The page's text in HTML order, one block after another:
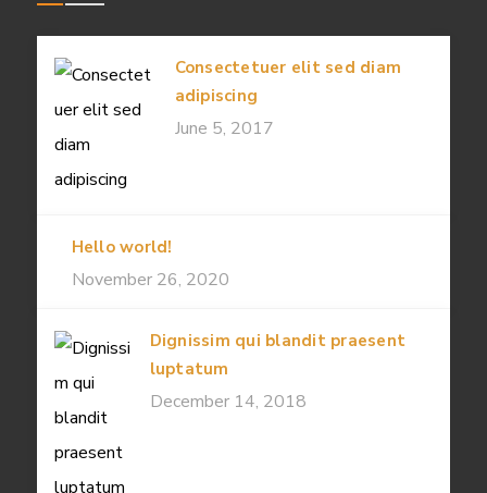
Consectetuer elit sed diam
adipiscing
June 5, 2017
Hello world!
November 26, 2020
Dignissim qui blandit praesent
luptatum
December 14, 2018